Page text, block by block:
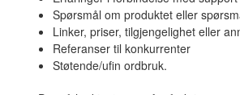
Spørsmål om produktet eller
Linker, priser, tilgjengelighet eller
Referanser til konkurrenter
Støtende/ufin ordbruk.